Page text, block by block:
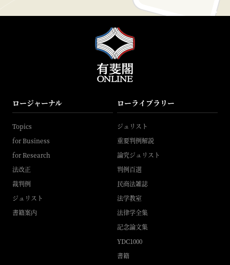
ロージャーナル
Topics
for Business
for Research
法改正
裁判例
ジュリスト
書籍案内
ローライブラリー
ジュリスト
重要判例解説
論究ジュリスト
判例百選
民商法雑誌
法学教室
法律学全集
記念論文集
YDC1000
書籍